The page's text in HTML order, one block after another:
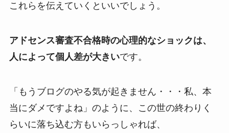
これらを伝えていくといいでしょう。
アドセンス審査不合格時の心理的なショックは、
人によって個人差が大きいです。
「もうブログのやる気が起きません・・・私、本
当にダメですよね」のように、この世の終わりく
らいに落ち込む方もいらっしゃれば、